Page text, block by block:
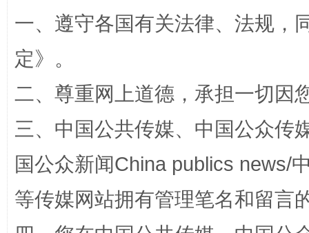
全民健身五年计划来了！等你上场
阿坝州三大球赛在茂县开幕 规模
一、遵守各国有关法律、法规，
定》。
二、尊重网上道德，承担一切因
三、中国公共传媒、中国公众传
国公众新闻China publics news/
等传媒网站拥有管理笔名和留言